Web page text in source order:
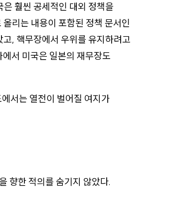
훨씬 공세적인 대외 정책을
리는 내용이 포함된 정책 문서인
, 핵무장에서 우위를 유지하려고
서 미국은 일본의 재무장도
서는 열전이 벌어질 여지가
향한 적의를 숨기지 않았다.